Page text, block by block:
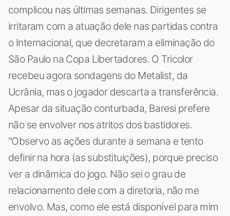
complicou nas últimas semanas. Dirigentes se
irritaram com a atuação dele nas partidas contra
o Internacional, que decretaram a eliminação do
São Paulo na Copa Libertadores. O Tricolor
recebeu agora sondagens do Metalist, da
Ucrânia, mas o jogador descarta a transferência.
Apesar da situação conturbada, Baresi prefere
não se envolver nos atritos dos bastidores.
"Observo as ações durante a semana e tento
definir na hora (as substituições), porque preciso
ver a dinâmica do jogo. Não sei o grau de
relacionamento dele com a diretoria, não me
envolvo. Mas, como ele está disponível para mim